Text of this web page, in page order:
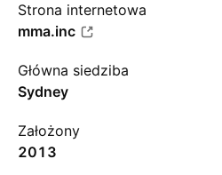
Strona internetowa
mma.inc
Główna siedziba
Sydney
Założony
2013